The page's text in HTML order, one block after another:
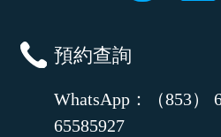
預約查詢
WhatsApp：（853）
65585927